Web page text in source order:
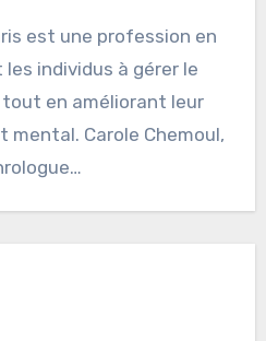
individus à gérer le
en améliorant leur
Carole Chemoul,